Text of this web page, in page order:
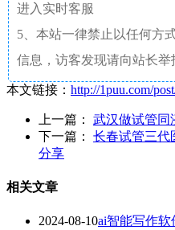
进入实时客服
5、本站一律禁止以任何方
信息，访客发现请向站长举
本文链接： http://1puu.com/
上一篇： 武汉做试管同
下一篇： 长春试管三代
分享
相关文章
2024-08-10ai智能写作